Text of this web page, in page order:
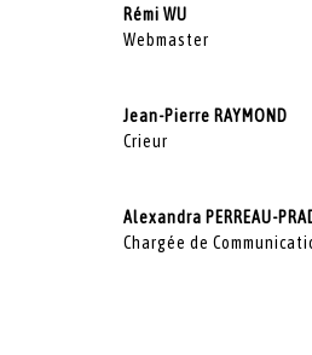
Rémi WU
Webmaster
Jean-Pierre RAYMOND
Crieur
Alexandra PERREAU-
Chargée de